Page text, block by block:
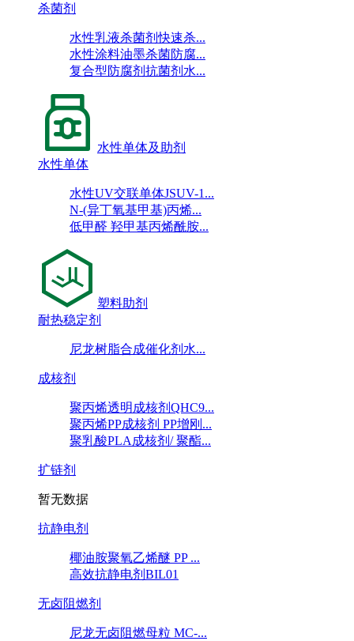
杀菌剂
水性乳液杀菌剂快速杀...
水性涂料油墨杀菌防腐...
复合型防腐剂抗菌剂水...
水性单体及助剂
水性单体
水性UV交联单体JSUV-1...
N-(异丁氧基甲基)丙烯...
低甲醛 羟甲基丙烯酰胺...
塑料助剂
耐热稳定剂
尼龙树脂合成催化剂水...
成核剂
聚丙烯透明成核剂QHC9...
聚丙烯PP成核剂 PP增刚...
聚乳酸PLA成核剂/ 聚酯...
扩链剂
暂无数据
抗静电剂
椰油胺聚氧乙烯醚 PP ...
高效抗静电剂BIL01
无卤阻燃剂
尼龙无卤阻燃母粒 MC-...